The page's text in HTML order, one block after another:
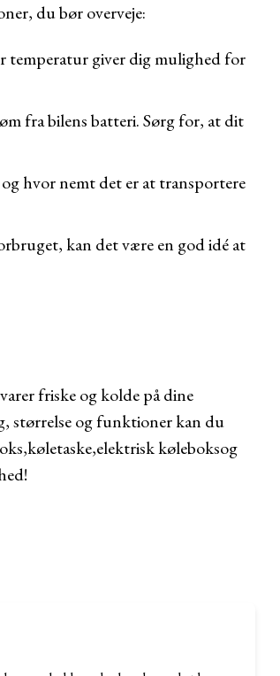
du bør overveje:
temperatur giver dig mulighed for
fra bilens batteri. Sørg for, at dit
hvor nemt det er at transportere
kan det være en god idé at
friske og kolde på dine
størrelse og funktioner kan du
,køletaske,elektrisk køleboksog